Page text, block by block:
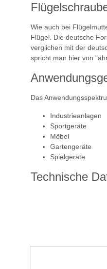
Wie auch bei
Flügel. Die deutsche
verglichen mit der
spricht man hier von
Das
Industrieanlagen
Sportgeräte
Möbel
Gartengeräte
Spielgeräte
Technische